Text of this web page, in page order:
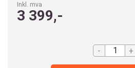
Inkl. mva
3 399,-
- +